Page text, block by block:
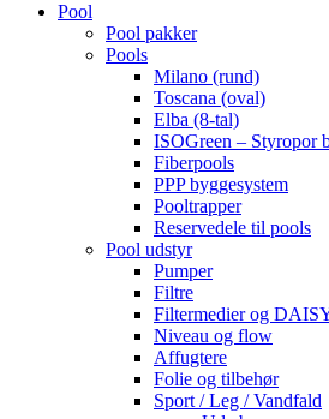
Pool
Pool pakker
Pools
Milano (rund)
Toscana (oval)
Elba (8-tal)
ISOGreen – Styropor
Fiberpools
PPP byggesystem
Pooltrapper
Reservedele til pools
Pool udstyr
Pumper
Filtre
Filtermedier og
Niveau og flow
Affugtere
Folie og tilbehør
Sport / Leg / Vandfald